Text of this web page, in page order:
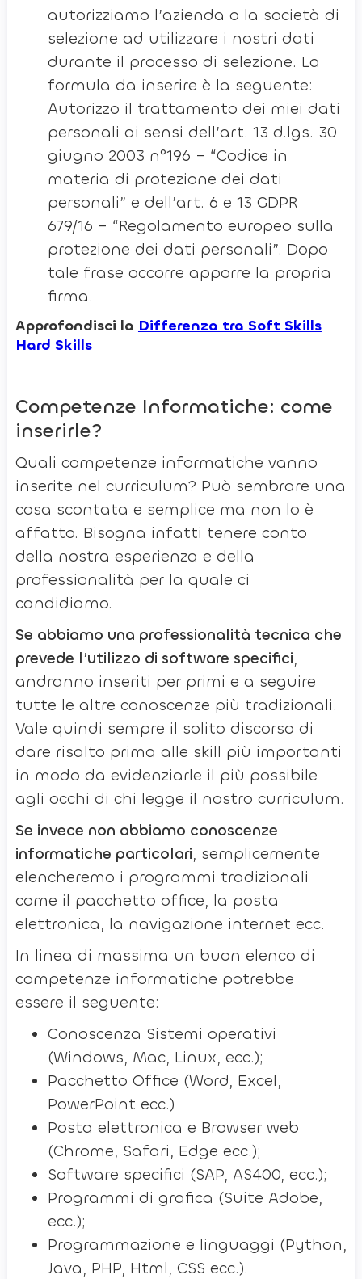
autorizziamo l’azienda o la società di
selezione ad utilizzare i nostri dati
durante il processo di selezione. La
formula da inserire è la seguente:
Autorizzo il trattamento dei miei dati
personali ai sensi dell’art. 13 d.lgs. 30
giugno 2003 n°196 – “Codice in
materia di protezione dei dati
personali” e dell’art. 6 e 13 GDPR
679/16 – “Regolamento europeo sulla
protezione dei dati personali”. Dopo
tale frase occorre apporre la propria
firma.
Approfondisci la Differenza tra Soft Skills
Hard Skills
Competenze Informatiche: come
inserirle?
Quali competenze informatiche vanno
inserite nel curriculum? Può sembrare una
cosa scontata e semplice ma non lo è
affatto. Bisogna infatti tenere conto
della nostra esperienza e della
professionalità per la quale ci
candidiamo.
Se abbiamo una professionalità tecnica che
prevede l’utilizzo di software specifici,
andranno inseriti per primi e a seguire
tutte le altre conoscenze più tradizionali.
Vale quindi sempre il solito discorso di
dare risalto prima alle skill più importanti
in modo da evidenziarle il più possibile
agli occhi di chi legge il nostro curriculum.
Se invece non abbiamo conoscenze
informatiche particolari, semplicemente
elencheremo i programmi tradizionali
come il pacchetto office, la posta
elettronica, la navigazione internet ecc.
In linea di massima un buon elenco di
competenze informatiche potrebbe
essere il seguente:
Conoscenza Sistemi operativi
(Windows, Mac, Linux, ecc.);
Pacchetto Office (Word, Excel,
PowerPoint ecc.)
Posta elettronica e Browser web
(Chrome, Safari, Edge ecc.);
Software specifici (SAP, AS400, ecc.);
Programmi di grafica (Suite Adobe,
ecc.);
Programmazione e linguaggi (Python,
Java, PHP, Html, CSS ecc.).